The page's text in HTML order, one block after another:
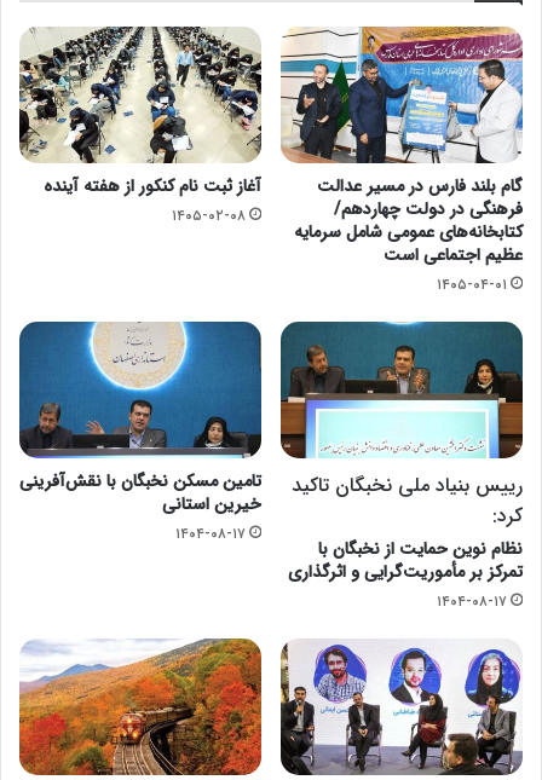
گام‌ بلند فارس در مسیر عدالت
فرهنگی در دولت چهاردهم/
کتابخانه‌های عمومی شامل سرمایه
عظیم اجتماعی است
۱۴۰۵-۰۴-۰۱
آغاز ثبت نام کنکور از هفته آینده
۱۴۰۵-۰۲-۰۸
رییس بنیاد ملی نخبگان تاکید
کرد:
نظام نوین حمایت از نخبگان با
تمرکز بر مأموریت‌گرایی و اثرگذاری
۱۴۰۴-۰۸-۱۷
تامین مسکن نخبگان با نقش‌آفرینی
خیرین استانی
۱۴۰۴-۰۸-۱۷